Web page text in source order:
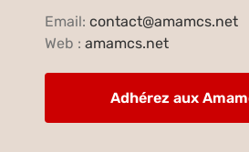
Email:contact@amamcs.net
Web :amamcs.net
Adhérez aux